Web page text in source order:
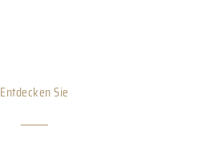
Entdecken Sie